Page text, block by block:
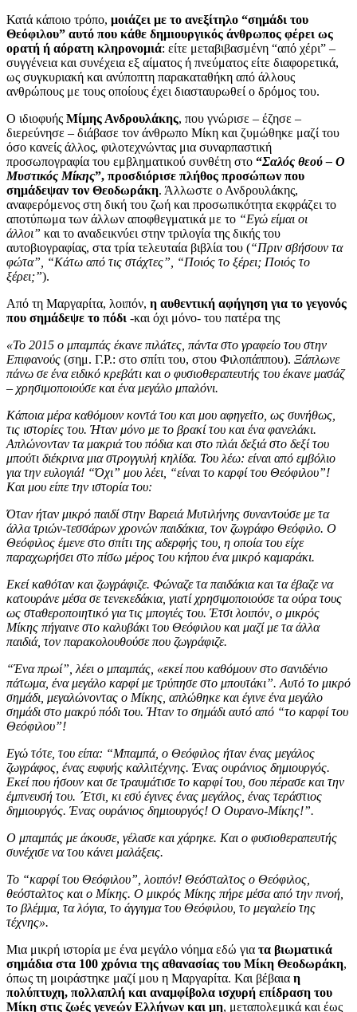
Κατά κάποιο τρόπο, μοιάζει με το ανεξίτηλο “σημάδι του
Θεόφιλου” αυτό που κάθε δημιουργικός άνθρωπος φέρει ως
ορατή ή αόρατη κληρονομιά: είτε μεταβιβασμένη “από χέρι” –
συγγένεια και συνέχεια εξ αίματος ή πνεύματος είτε διαφορετικά,
ως συγκυριακή και ανύποπτη παρακαταθήκη από άλλους
ανθρώπους με τους οποίους έχει διασταυρωθεί ο δρόμος του.
Ο ιδιοφυής Μίμης Ανδρουλάκης, που γνώρισε – έζησε –
διερεύνησε – διάβασε τον άνθρωπο Μίκη και ζυμώθηκε μαζί του
όσο κανείς άλλος, φιλοτεχνώντας μια συναρπαστική
προσωπογραφία του εμβληματικού συνθέτη στο “Σαλός θεού – Ο
Μυστικός Μίκης”, προσδιόρισε πλήθος προσώπων που
σημάδεψαν τον Θεοδωράκη. Άλλωστε ο Ανδρουλάκης,
αναφερόμενος στη δική του ζωή και προσωπικότητα εκφράζει το
αποτύπωμα των άλλων αποφθεγματικά με το “Εγώ είμαι οι
άλλοι” και το αναδεικνύει στην τριλογία της δικής του
αυτοβιογραφίας, στα τρία τελευταία βιβλία του (“Πριν σβήσουν τα
φώτα”, “Κάτω από τις στάχτες”, “Ποιός το ξέρει; Ποιός το
ξέρει;”).
Από τη Μαργαρίτα, λοιπόν, η αυθεντική αφήγηση για το γεγονός
που σημάδεψε το πόδι -και όχι μόνο- του πατέρα της
«Το 2015 ο μπαμπάς έκανε πιλάτες, πάντα στο γραφείο του στην
Επιφανούς (σημ. Γ.Ρ.: στο σπίτι του, στου Φιλοπάππου). Ξάπλωνε
πάνω σε ένα ειδικό κρεβάτι και ο φυσιοθεραπευτής του έκανε μασάζ
– χρησιμοποιούσε και ένα μεγάλο μπαλόνι.
Κάποια μέρα καθόμουν κοντά του και μου αφηγείτο, ως συνήθως,
τις ιστορίες του. Ήταν μόνο με το βρακί του και ένα φανελάκι.
Απλώνονταν τα μακριά του πόδια και στο πλάι δεξιά στο δεξί του
μπούτι διέκρινα μια στρογγυλή κηλίδα. Του λέω: είναι από εμβόλιο
για την ευλογιά! “Όχι” μου λέει, “είναι το καρφί του Θεόφιλου”!
Και μου είπε την ιστορία του:
Όταν ήταν μικρό παιδί στην Βαρειά Μυτιλήνης συναντούσε με τα
άλλα τριών-τεσσάρων χρονών παιδάκια, τον ζωγράφο Θεόφιλο. Ο
Θεόφιλος έμενε στο σπίτι της αδερφής του, η οποία του είχε
παραχωρήσει στο πίσω μέρος του κήπου ένα μικρό καμαράκι.
Εκεί καθόταν και ζωγράφιζε. Φώναζε τα παιδάκια και τα έβαζε να
κατουράνε μέσα σε τενεκεδάκια, γιατί χρησιμοποιούσε τα ούρα τους
ως σταθεροποιητικό για τις μπογιές του. Έτσι λοιπόν, ο μικρός
Μίκης πήγαινε στο καλυβάκι του Θεόφιλου και μαζί με τα άλλα
παιδιά, τον παρακολουθούσε που ζωγράφιζε.
“Ένα πρωί”, λέει ο μπαμπάς, «εκεί που καθόμουν στο σανιδένιο
πάτωμα, ένα μεγάλο καρφί με τρύπησε στο μπουτάκι”. Αυτό το μικρό
σημάδι, μεγαλώνοντας ο Μίκης, απλώθηκε και έγινε ένα μεγάλο
σημάδι στο μακρύ πόδι του. Ήταν το σημάδι αυτό από “το καρφί του
Θεόφιλου”!
Εγώ τότε, του είπα: “Μπαμπά, ο Θεόφιλος ήταν ένας μεγάλος
ζωγράφος, ένας ευφυής καλλιτέχνης. Ένας ουράνιος δημιουργός.
Εκεί που ήσουν και σε τραυμάτισε το καρφί του, σου πέρασε και την
έμπνευσή του. ´Ετσι, κι εσύ έγινες ένας μεγάλος, ένας τεράστιος
δημιουργός. Ένας ουράνιος δημιουργός! Ο Ουρανο-Μίκης!”.
Ο μπαμπάς με άκουσε, γέλασε και χάρηκε. Και ο φυσιοθεραπευτής
συνέχισε να του κάνει μαλάξεις.
Το “καρφί του Θεόφιλου”, λοιπόν! Θεόσταλτος ο Θεόφιλος,
θεόσταλτος και ο Μίκης. Ο μικρός Μίκης πήρε μέσα από την πνοή,
το βλέμμα, τα λόγια, το άγγιγμα του Θεόφιλου, το μεγαλείο της
τέχνης».
Μια μικρή ιστορία με ένα μεγάλο νόημα εδώ για τα βιωματικά
σημάδια στα 100 χρόνια της αθανασίας του Μίκη Θεοδωράκη,
όπως τη μοιράστηκε μαζί μου η Μαργαρίτα. Και βέβαια η
πολύπτυχη, πολλαπλή και αναμφίβολα ισχυρή επίδραση του
Μίκη στις ζωές γενεών Ελλήνων και μη, μεταπολεμικά και έως